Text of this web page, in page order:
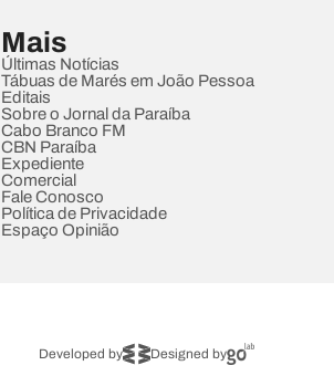
Mais
Últimas Notícias
Tábuas de Marés em João Pessoa
Editais
Sobre o Jornal da Paraíba
Cabo Branco FM
CBN Paraíba
Expediente
Comercial
Fale Conosco
Política de Privacidade
Espaço Opinião
Developed by Designed by